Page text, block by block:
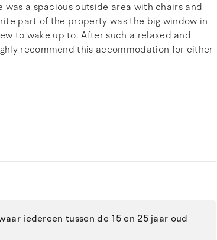
a spacious outside area with chairs and
part of the property was the big window in
to wake up to. After such a relaxed and
recommend this accommodation for either
iedereen tussen de 15 en 25 jaar oud